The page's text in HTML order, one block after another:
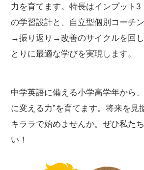
力を育てます。特長はインプット3
の学習設計と、自立型個別コーチ
→振り返り→改善のサイクルを回
とりに最適な学びを実現します。
中学英語に備える小学高学年から
に変える力”を育てます。将来を見
キララで始めませんか。ぜひ私た
い！